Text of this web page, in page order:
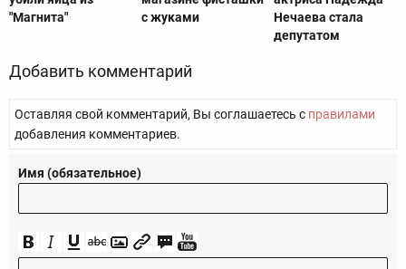
"Магнита"
с жуками
Нечаева стала
депутатом
Добавить комментарий
Оставляя свой комментарий, Вы соглашаетесь с правилами
добавления комментариев.
Имя (обязательное)